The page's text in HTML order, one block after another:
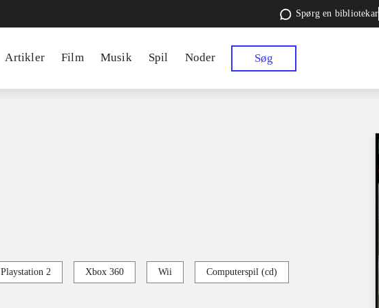
Spørg en bibliotekar
Artikler Film Musik Spil Noder Søg
Playstation 2 Xbox 360 Wii Computerspil (cd)